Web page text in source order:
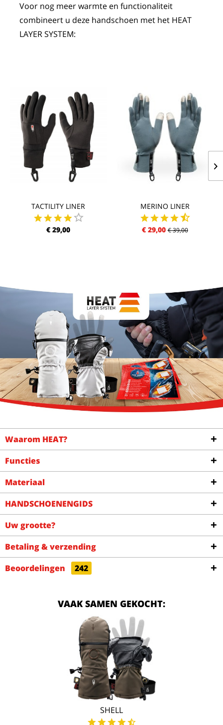
TACTILITY LINER
€ 29,00
MERINO LINER
€ 29,00 € 39,00
Voor nog meer warmte en functionaliteit
combineert u deze handschoen met het HEAT
LAYER SYSTEM:
Waarom HEAT?
Functies
Materiaal
HANDSCHOENENGIDS
Uw grootte?
Betaling & verzending
Beoordelingen
242
VAAK SAMEN GEKOCHT:
SHELL